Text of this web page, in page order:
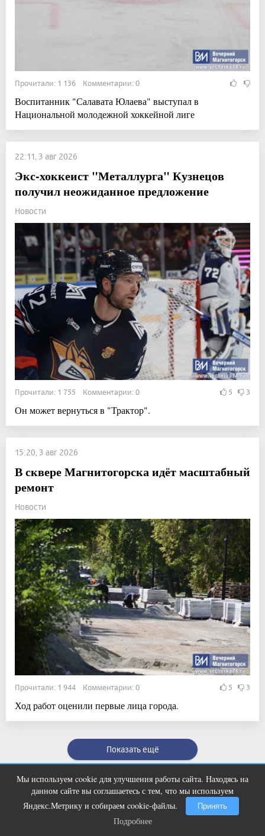
Прочитали: 1 136 Комментарии: 0
Воспитанник "Салавата Юлаева" выступал в
Национальной молодежной хоккейной лиге
22:11, 3 авг 2026
Экс-хоккеист "Металлурга" Кузнецов
получил неожиданное предложение
Новости
Прочитали: 1 755 Комментарии: 0 5 3
Он может вернуться в "Трактор".
15:20, 3 авг 2026
В сквере Магнитогорска идёт масштабный
ремонт
Новости
Прочитали: 1 944 Комментарии: 0 5 3
Ход работ оценили первые лица города.
Показать ещё
Полное или частичное воспроизведении материалов интернет-журнала «Вечерний
Мы используем cookie для улучшения работы сайта. Находясь на
данном сайте вы соглашаетесь с тем, что мы используем
Яндекс.Метрику и собираем cookie-файлы.
Принять
Подробнее
Королева вагона отожгла! Видео не
оставит равнодушным
Подробнее